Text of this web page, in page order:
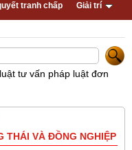
tranh chấp Giải trí
tư vấn pháp luật đơn
THÁI VÀ ĐỒNG NGHIỆP